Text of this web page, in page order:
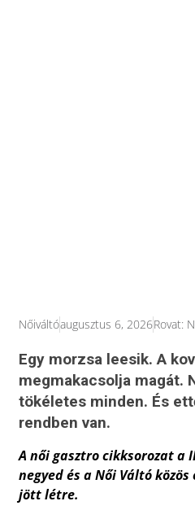
Nőiváltóaugusztus 6, 2026Rovat:
Egy morzsa leesik. A
megmakacsolja magát.
tökéletes minden. És
rendben van.
A női gasztro cikksorozat a
negyed és a Női Váltó
jött létre.